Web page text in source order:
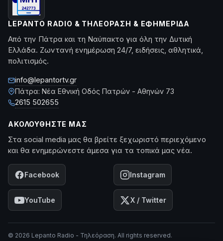
LEPANTO RADIO & ΤΗΛΕΌΡΑΣΗ & ΕΦΗΜΕΡΊΔΑ
Από την Πάτρα και τη Ναύπακτο για όλη την Δυτική
Ελλάδα. Ζωντανή ενημέρωση 24/7, ειδήσεις, αθλητικά,
πολιτισμός.
info@lepantortv.gr
Πάτρα: Νέα Εθνική Οδός Πατρών - Αθηνών 73
2615 502655
ΑΚΟΛΟΥΘΉΣΤΕ ΜΑΣ
Στα social media μας θα βρείτε ξεχωριστό περιεχόμενο
και θα ενημερώνεστε άμεσα για τα τοπικά μας νέα.
Facebook Instagram
YouTube X / Twitter
© 2026 Lepanto Radio - Τηλεόραση. All rights reserved.